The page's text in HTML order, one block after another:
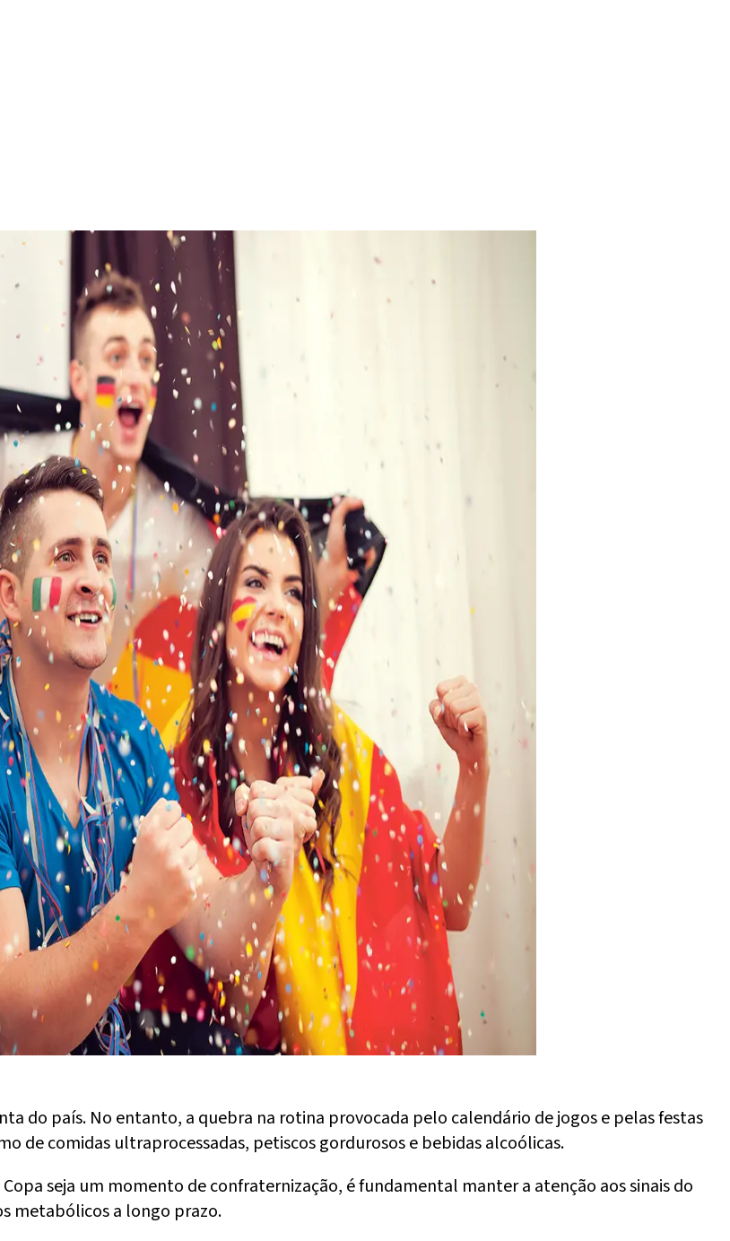
do país. No entanto, a quebra na rotina provocada pelo calendário de jogos e pelas festas
de comidas ultraprocessadas, petiscos gordurosos e bebidas alcoólicas.
seja um momento de confraternização, é fundamental manter a atenção aos sinais do
metabólicos a longo prazo.